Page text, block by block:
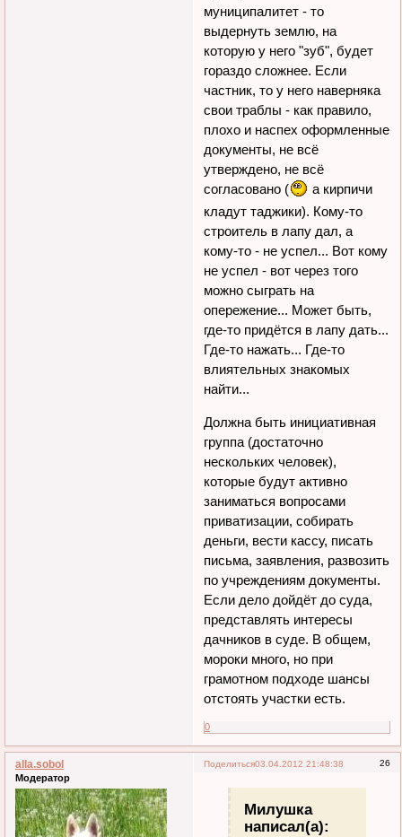
муниципалитет - то
выдернуть землю, на
которую у него "зуб", будет
гораздо сложнее. Если
частник, то у него наверняка
свои траблы - как правило,
плохо и наспех оформленные
документы, не всё
утверждено, не всё
согласовано (
а кирпичи
кладут таджики). Кому-то
строитель в лапу дал, а
кому-то - не успел... Вот кому
не успел - вот через того
можно сыграть на
опережение... Может быть,
где-то придётся в лапу дать...
Где-то нажать... Где-то
влиятельных знакомых
найти...
Должна быть инициативная
группа (достаточно
нескольких человек),
которые будут активно
заниматься вопросами
приватизации, собирать
деньги, вести кассу, писать
письма, заявления, развозить
по учреждениям документы.
Если дело дойдёт до суда,
представлять интересы
дачников в суде. В общем,
мороки много, но при
грамотном подходе шансы
отстоять участки есть.
0
Поделиться 26
03.04.2012 21:48:38
alla.sobol
Модератор
Милушка
написал(а):